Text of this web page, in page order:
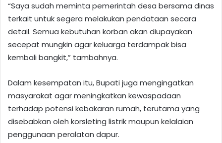
“Saya sudah meminta pemerintah desa bersama dinas
terkait untuk segera melakukan pendataan secara
detail. Semua kebutuhan korban akan diupayakan
secepat mungkin agar keluarga terdampak bisa
kembali bangkit,” tambahnya.
Dalam kesempatan itu, Bupati juga mengingatkan
masyarakat agar meningkatkan kewaspadaan
terhadap potensi kebakaran rumah, terutama yang
disebabkan oleh korsleting listrik maupun kelalaian
penggunaan peralatan dapur.